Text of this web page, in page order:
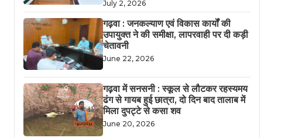
July 2, 2026
गढ़वा : जनकल्याण एवं विकास कार्यों की
उपायुक्त ने की समीक्षा, लापरवाही पर दी कड़ी
चेतावनी
June 22, 2026
गढ़वा में सनसनी : स्कूल से लौटकर रहस्यमय
ढंग से गायब हुई छात्रा, दो दिन बाद तालाब में
मिला दुपट्टे से कसा शव
June 20, 2026